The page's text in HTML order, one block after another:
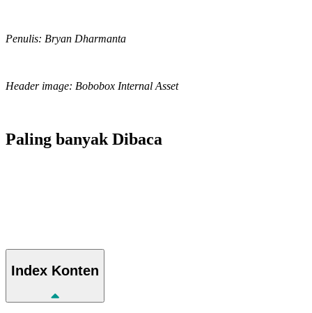
Penulis: Bryan Dharmanta
Header image: Bobobox Internal Asset
Paling banyak Dibaca
Index Konten